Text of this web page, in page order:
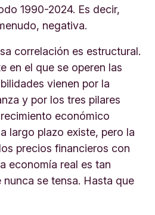
1990-2024. Es decir,
negativa.
correlación es estructural.
en el que se operen las
vienen por la
y por los tres pilares
económico
largo plazo existe, pero la
precios financieros con
economía real es tan
se tensa. Hasta que